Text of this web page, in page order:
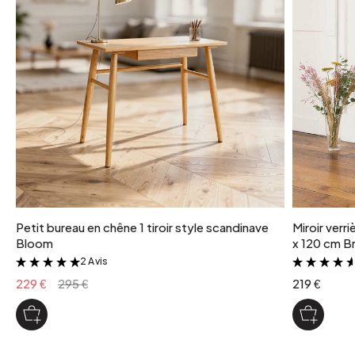
Petit bureau en chêne 1 tiroir style scandinave
Bloom
&
2 Avis
229 € 295 €
Miroir
x 120 cm
219 €